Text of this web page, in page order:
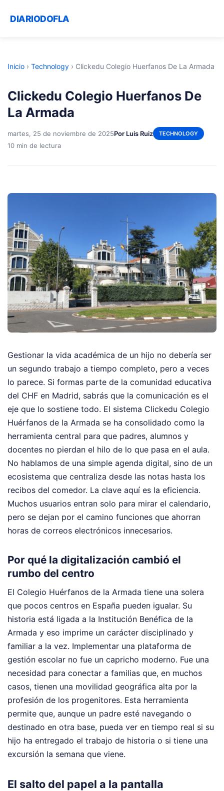
DIARIODOFLA
Inicio › Technology › Clickedu Colegio Huerfanos De La Armada
Clickedu Colegio Huerfanos De
La Armada
martes, 25 de noviembre de 2025Por Luis Ruiz TECHNOLOGY
10 min de lectura
Gestionar la vida académica de un hijo no debería ser
un segundo trabajo a tiempo completo, pero a veces
lo parece. Si formas parte de la comunidad educativa
del CHF en Madrid, sabrás que la comunicación es el
eje que lo sostiene todo. El sistema Clickedu Colegio
Huérfanos de la Armada se ha consolidado como la
herramienta central para que padres, alumnos y
docentes no pierdan el hilo de lo que pasa en el aula.
No hablamos de una simple agenda digital, sino de un
ecosistema que centraliza desde las notas hasta los
recibos del comedor. La clave aquí es la eficiencia.
Muchos usuarios entran solo para mirar el calendario,
pero se dejan por el camino funciones que ahorran
horas de correos electrónicos innecesarios.
Por qué la digitalización cambió el
rumbo del centro
El Colegio Huérfanos de la Armada tiene una solera
que pocos centros en España pueden igualar. Su
historia está ligada a la Institución Benéfica de la
Armada y eso imprime un carácter disciplinado y
familiar a la vez. Implementar una plataforma de
gestión escolar no fue un capricho moderno. Fue una
necesidad para conectar a familias que, en muchos
casos, tienen una movilidad geográfica alta por la
profesión de los progenitores. Esta herramienta
permite que, aunque un padre esté navegando o
destinado en otra base, pueda ver en tiempo real si su
hijo ha entregado el trabajo de historia o si tiene una
excursión la semana que viene.
El salto del papel a la pantalla